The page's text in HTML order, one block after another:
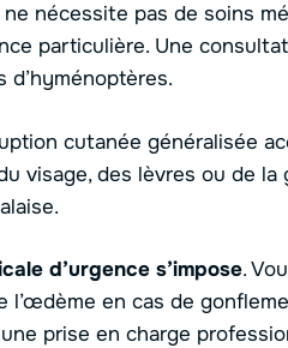
nécessite pas de soins
particulière. Une
cutanée généralisée
visage, des lèvres ou de la
d’urgence s’impose.
l’œdème en cas de
prise en charge